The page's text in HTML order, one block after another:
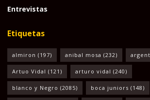
Entrevistas
Etiquetas
almiron (197) anibal mosa (232)
Artuo Vidal (121) arturo vidal (240)
blanco y Negro (2085) boca juniors (148)